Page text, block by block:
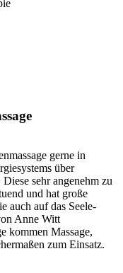
gerne in
über
sehr angenehm zu
und hat große
auch auf das Seele-
Anne Witt
kommen Massage,
zum Einsatz.